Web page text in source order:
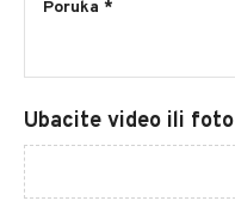
Ubacite video ili foto